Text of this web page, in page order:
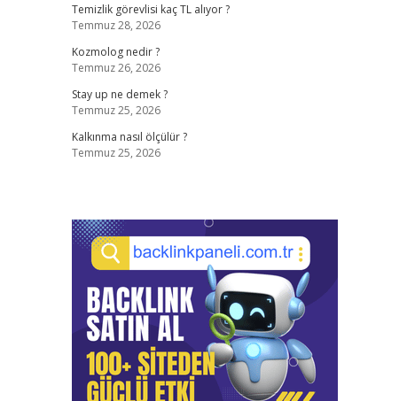
Temizlik görevlisi kaç TL alıyor ?
Temmuz 28, 2026
Kozmolog nedir ?
Temmuz 26, 2026
Stay up ne demek ?
Temmuz 25, 2026
Kalkınma nasıl ölçülür ?
Temmuz 25, 2026